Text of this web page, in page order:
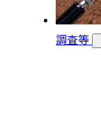
調査等